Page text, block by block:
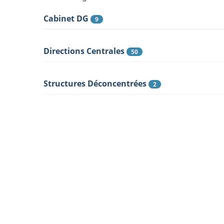
Cabinet DG 9
Directions Centrales 50
Structures Déconcentrées 2